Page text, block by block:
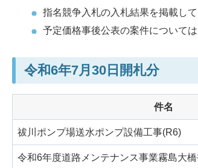
指名競争入札の入札結果を掲載し
予定価格事後公表の案件について
令和6年7月30日開札分
件名
祓川ポンプ場送水ポンプ設備工事(R6)
令和6年度道路メンテナンス事業霧島大